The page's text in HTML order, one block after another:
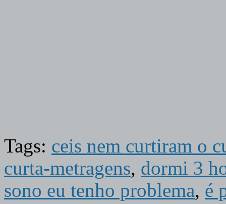
Tags: ceis nem curtiram o
curta-metragens, dormi 3
sono eu tenho problema, é